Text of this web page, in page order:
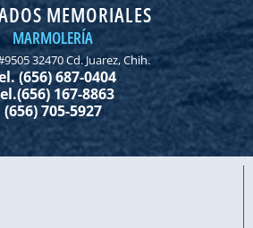
MEMORIALES
MARMOLERÍA
32470 Cd. Juarez, Chih.
(656) 687-0404
167-8863
(656) 705-5927